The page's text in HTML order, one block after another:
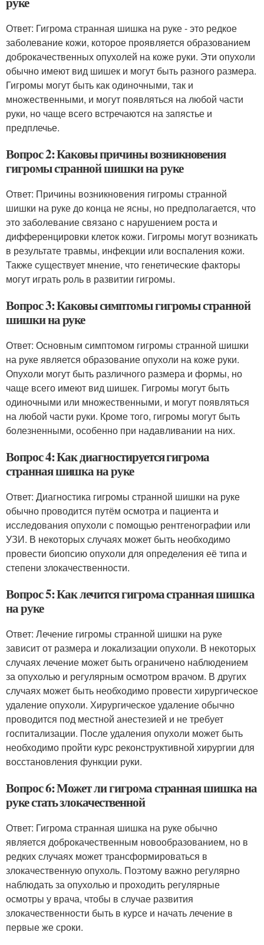
Ответ: Гигрома странная шишка на руке - это редкое
заболевание кожи, которое проявляется образованием
доброкачественных опухолей на коже руки. Эти опухоли
обычно имеют вид шишек и могут быть разного размера.
Гигромы могут быть как одиночными, так и
множественными, и могут появляться на любой части
руки, но чаще всего встречаются на запястье и
предплечье.
Вопрос 2: Каковы причины возникновения
гигромы странной шишки на руке
Ответ: Причины возникновения гигромы странной
шишки на руке до конца не ясны, но предполагается, что
это заболевание связано с нарушением роста и
дифференцировки клеток кожи. Гигромы могут возникать
в результате травмы, инфекции или воспаления кожи.
Также существует мнение, что генетические факторы
могут играть роль в развитии гигромы.
Вопрос 3: Каковы симптомы гигромы странной
шишки на руке
Ответ: Основным симптомом гигромы странной шишки
на руке является образование опухоли на коже руки.
Опухоли могут быть различного размера и формы, но
чаще всего имеют вид шишек. Гигромы могут быть
одиночными или множественными, и могут появляться
на любой части руки. Кроме того, гигромы могут быть
болезненными, особенно при надавливании на них.
Вопрос 4: Как диагностируется гигрома
странная шишка на руке
Ответ: Диагностика гигромы странной шишки на руке
обычно проводится путём осмотра и пациента и
исследования опухоли с помощью рентгенографии или
УЗИ. В некоторых случаях может быть необходимо
провести биопсию опухоли для определения её типа и
степени злокачественности.
Вопрос 5: Как лечится гигрома странная шишка
на руке
Ответ: Лечение гигромы странной шишки на руке
зависит от размера и локализации опухоли. В некоторых
случаях лечение может быть ограничено наблюдением
за опухолью и регулярным осмотром врачом. В других
случаях может быть необходимо провести хирургическое
удаление опухоли. Хирургическое удаление обычно
проводится под местной анестезией и не требует
госпитализации. После удаления опухоли может быть
необходимо пройти курс реконструктивной хирургии для
восстановления функции руки.
Вопрос 6: Может ли гигрома странная шишка на
руке стать злокачественной
Ответ: Гигрома странная шишка на руке обычно
является доброкачественным новообразованием, но в
редких случаях может трансформироваться в
злокачественную опухоль. Поэтому важно регулярно
наблюдать за опухолью и проходить регулярные
осмотры у врача, чтобы в случае развития
злокачественности быть в курсе и начать лечение в
первые же сроки.